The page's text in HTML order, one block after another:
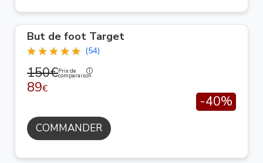
But de foot Target
(54)
150€Prix de
comparaison
89€
-40%
COMMANDER